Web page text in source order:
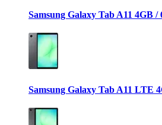
Samsung Galaxy Tab A11 4GB /
Samsung Galaxy Tab A11 LTE